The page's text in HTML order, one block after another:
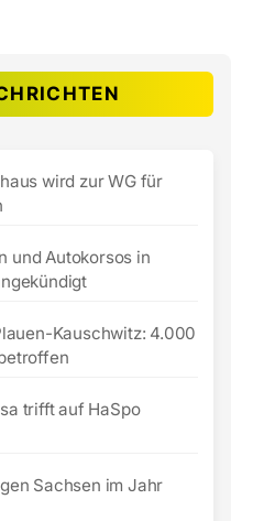
wird zur WG für
und Autokorsos in
Kauschwitz: 4.000
trifft auf HaSpo
Sachsen im Jahr